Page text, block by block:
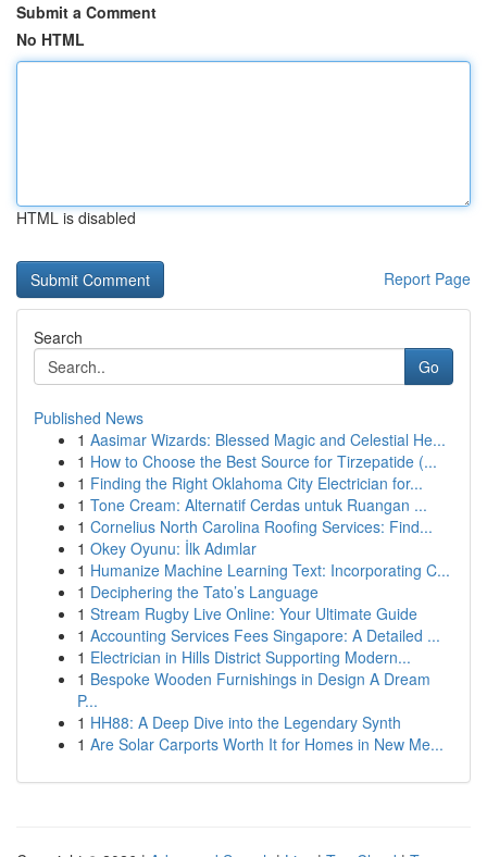
Submit a Comment
No HTML
HTML is disabled
Report Page
Search
Go
Published News
1 Aasimar Wizards: Blessed Magic and Celestial He...
1 How to Choose the Best Source for Tirzepatide (...
1 Finding the Right Oklahoma City Electrician for...
1 Tone Cream: Alternatif Cerdas untuk Ruangan ...
1 Cornelius North Carolina Roofing Services: Find...
1 Okey Oyunu: İlk Adımlar
1 Humanize Machine Learning Text: Incorporating C...
1 Deciphering the Tato’s Language
1 Stream Rugby Live Online: Your Ultimate Guide
1 Accounting Services Fees Singapore: A Detailed ...
1 Electrician in Hills District Supporting Modern...
1 Bespoke Wooden Furnishings in Design A Dream
P...
1 HH88: A Deep Dive into the Legendary Synth
1 Are Solar Carports Worth It for Homes in New Me...